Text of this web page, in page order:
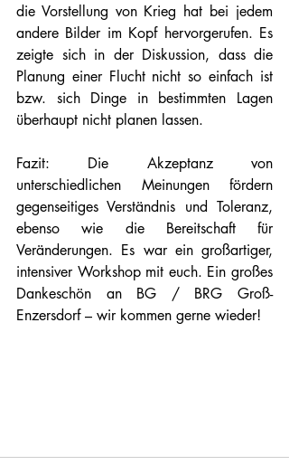
die Vorstellung von Krieg hat bei jedem
andere Bilder im Kopf hervorgerufen. Es
zeigte sich in der Diskussion, dass die
Planung einer Flucht nicht so einfach ist
bzw. sich Dinge in bestimmten Lagen
überhaupt nicht planen lassen.
Fazit: Die Akzeptanz von
unterschiedlichen Meinungen fördern
gegenseitiges Verständnis und Toleranz,
ebenso wie die Bereitschaft für
Veränderungen. Es war ein großartiger,
intensiver Workshop mit euch. Ein großes
Dankeschön an BG / BRG Groß-
Enzersdorf – wir kommen gerne wieder!